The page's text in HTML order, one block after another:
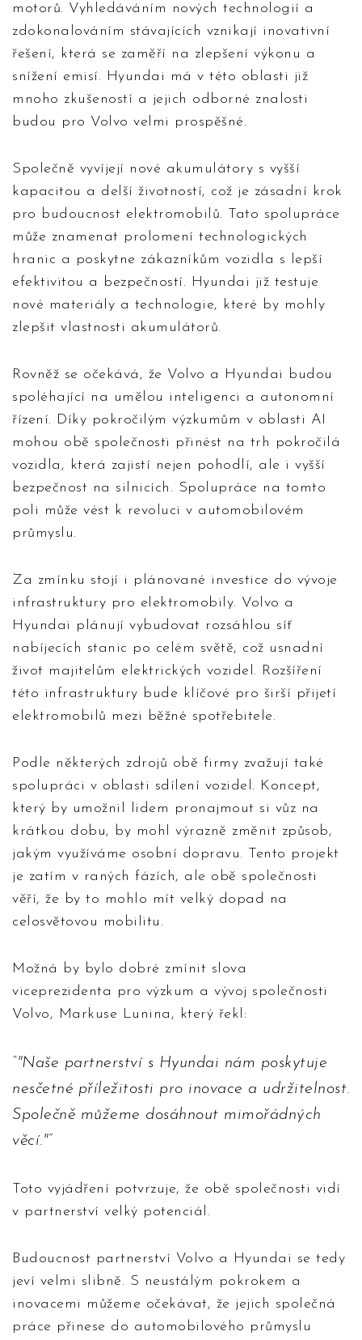
motorů. Vyhledáváním nových technologií a
zdokonalováním stávajících vznikají inovativní
řešení, která se zaměří na zlepšení výkonu a
snížení emisí. Hyundai má v této oblasti již
mnoho zkušeností a jejich odborné znalosti
budou pro Volvo velmi prospěšné.
Společně vyvíjejí nové akumulátory s vyšší
kapacitou a delší životností, což je zásadní krok
pro budoucnost elektromobilů. Tato spolupráce
může znamenat prolomení technologických
hranic a poskytne zákazníkům vozidla s lepší
efektivitou a bezpečností. Hyundai již testuje
nové materiály a technologie, které by mohly
zlepšit vlastnosti akumulátorů.
Rovněž se očekává, že Volvo a Hyundai budou
spoléhající na umělou inteligenci a autonomní
řízení. Díky pokročilým výzkumům v oblasti AI
mohou obě společnosti přinést na trh pokročilá
vozidla, která zajistí nejen pohodlí, ale i vyšší
bezpečnost na silnicích. Spolupráce na tomto
poli může vést k revoluci v automobilovém
průmyslu.
Za zmínku stojí i plánované investice do vývoje
infrastruktury pro elektromobily. Volvo a
Hyundai plánují vybudovat rozsáhlou síť
nabíjecích stanic po celém světě, což usnadní
život majitelům elektrických vozidel. Rozšíření
této infrastruktury bude klíčové pro širší přijetí
elektromobilů mezi běžné spotřebitele.
Podle některých zdrojů obě firmy zvažují také
spolupráci v oblasti sdílení vozidel. Koncept,
který by umožnil lidem pronajmout si vůz na
krátkou dobu, by mohl výrazně změnit způsob,
jakým využíváme osobní dopravu. Tento projekt
je zatím v raných fázích, ale obě společnosti
věří, že by to mohlo mít velký dopad na
celosvětovou mobilitu.
Možná by bylo dobré zmínit slova
viceprezidenta pro výzkum a vývoj společnosti
Volvo, Markuse Lunina, který řekl:
"Naše partnerství s Hyundai nám poskytuje
nesčetné příležitosti pro inovace a udržitelnost.
Společně můžeme dosáhnout mimořádných
věcí."
Toto vyjádření potvrzuje, že obě společnosti vidí
v partnerství velký potenciál.
Budoucnost partnerství Volvo a Hyundai se tedy
jeví velmi slibně. S neustálým pokrokem a
inovacemi můžeme očekávat, že jejich společná
práce přinese do automobilového průmyslu